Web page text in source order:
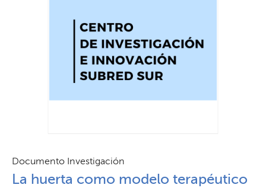
Documento Investigación
La huerta como modelo terapéutico